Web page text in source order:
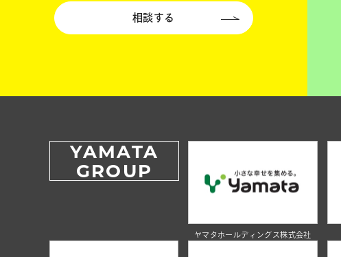
相談する
YAMATA
GROUP
ヤマタホールディングス株式会社